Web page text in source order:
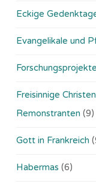
Eckige
Evangelikale und
Forschungsprojekte
Freisinnige
Remonstranten (9)
Gott in Frankreich
Habermas (6)